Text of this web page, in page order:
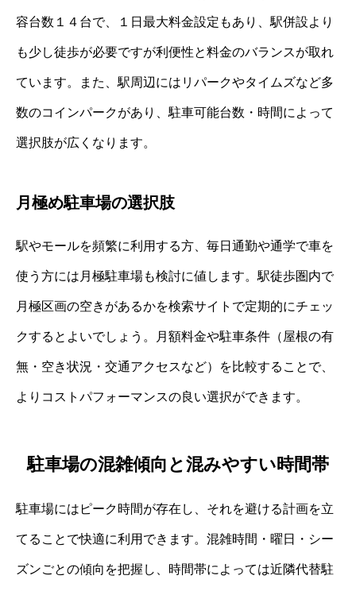
容台数１４台で、１日最大料金設定もあり、駅併設より
も少し徒歩が必要ですが利便性と料金のバランスが取れ
ています。また、駅周辺にはリパークやタイムズなど多
数のコインパークがあり、駐車可能台数・時間によって
選択肢が広くなります。
月極め駐車場の選択肢
駅やモールを頻繁に利用する方、毎日通勤や通学で車を
使う方には月極駐車場も検討に値します。駅徒歩圏内で
月極区画の空きがあるかを検索サイトで定期的にチェッ
クするとよいでしょう。月額料金や駐車条件（屋根の有
無・空き状況・交通アクセスなど）を比較することで、
よりコストパフォーマンスの良い選択ができます。
駐車場の混雑傾向と混みやすい時間帯
駐車場にはピーク時間が存在し、それを避ける計画を立
てることで快適に利用できます。混雑時間・曜日・シー
ズンごとの傾向を把握し、時間帯によっては近隣代替駐